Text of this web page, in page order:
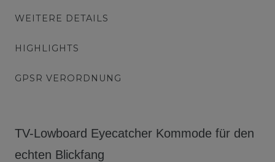
WEITERE DETAILS
HIGHLIGHTS
GPSR VERORDNUNG
TV-Lowboard Eyecatcher Kommode für den
echten Blickfang